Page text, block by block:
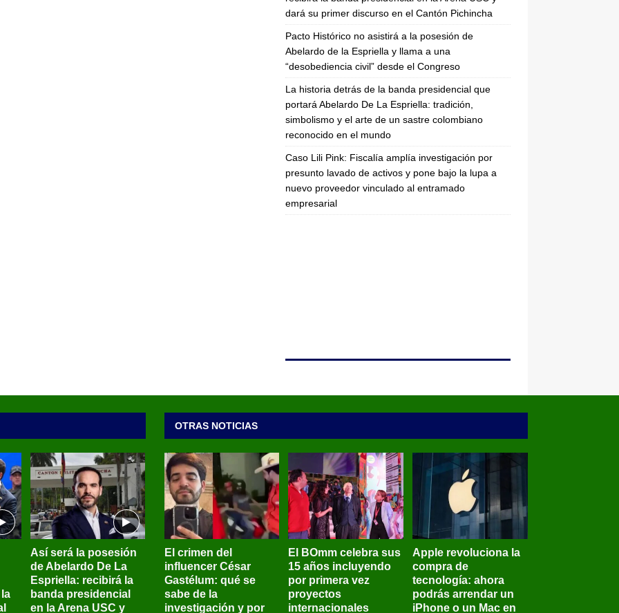
dará su primer discurso en el Cantón Pichincha
Pacto Histórico no asistirá a la posesión de
Abelardo de la Espriella y llama a una
“desobediencia civil” desde el Congreso
La historia detrás de la banda presidencial que
portará Abelardo De La Espriella: tradición,
simbolismo y el arte de un sastre colombiano
reconocido en el mundo
Caso Lili Pink: Fiscalía amplía investigación por
presunto lavado de activos y pone bajo la lupa a
nuevo proveedor vinculado al entramado
empresarial
Así será la posesión
de Abelardo De La
Espriella: recibirá la
banda presidencial
en la Arena USC y
OTRAS NOTICIAS
El crimen del
influencer César
Gastélum: qué se
sabe de la
investigación y por
El BOmm celebra sus
15 años incluyendo
por primera vez
proyectos
internacionales
Apple revoluciona la
compra de
tecnología: ahora
podrás arrendar un
iPhone o un Mac en